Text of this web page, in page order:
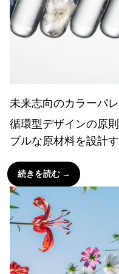
未来志向のカラーパ
循環型デザインの原
ブルな原材料を設計す
続きを読む →